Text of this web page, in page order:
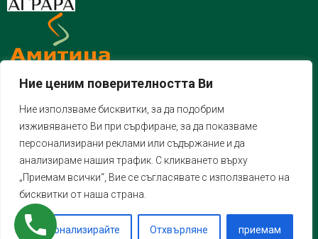
Ние ценим поверителността Ви
Ние използваме бисквитки, за да подобрим
изживяването Ви при сърфиране, за да показваме
персонализирани реклами или съдържание и да
анализираме нашия трафик. С кликването върху
„Приемам всички“, Вие се съгласявате с използването на
бисквитки от наша страна.
Персонализирайте Отхвърляне приемам